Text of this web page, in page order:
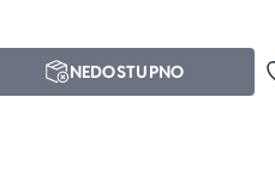
NEDOSTUPNO